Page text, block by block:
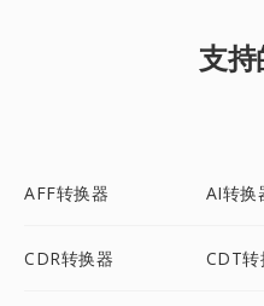
支
AFF转换器 AI转换
CDR转换器 CDT转